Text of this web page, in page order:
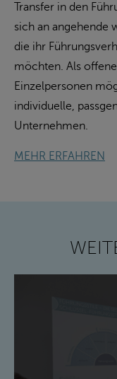
Transfer in den
sich an angehende
die ihr
möchten. Als
Einzelpersonen
individuelle,
Unternehmen.
MEHR ERFAHREN